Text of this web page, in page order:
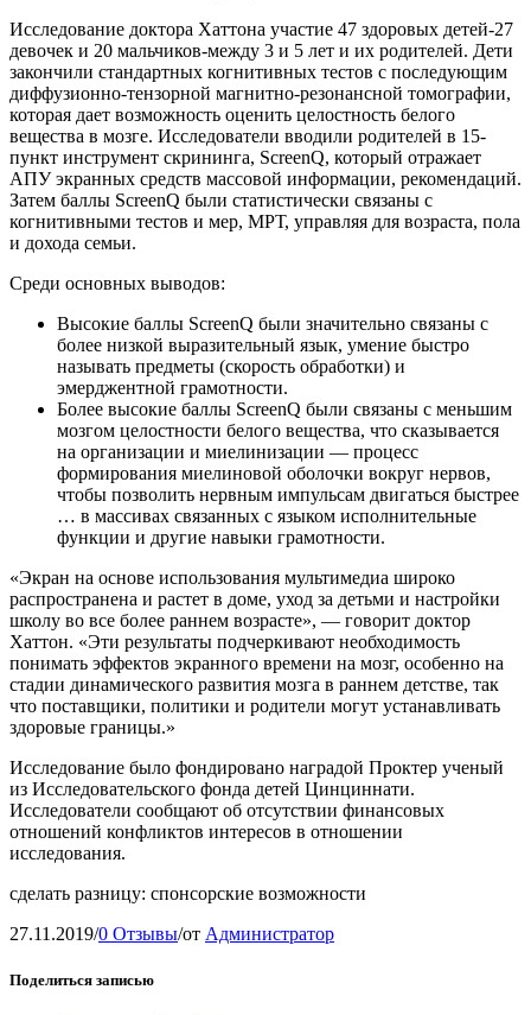
Исследование доктора Хаттона участие 47 здоровых детей-27
девочек и 20 мальчиков-между 3 и 5 лет и их родителей. Дети
закончили стандартных когнитивных тестов с последующим
диффузионно-тензорной магнитно-резонансной томографии,
которая дает возможность оценить целостность белого
вещества в мозге. Исследователи вводили родителей в 15-
пункт инструмент скрининга, ScreenQ, который отражает
АПУ экранных средств массовой информации, рекомендаций.
Затем баллы ScreenQ были статистически связаны с
когнитивными тестов и мер, МРТ, управляя для возраста, пола
и дохода семьи.
Среди основных выводов:
Высокие баллы ScreenQ были значительно связаны с
более низкой выразительный язык, умение быстро
называть предметы (скорость обработки) и
эмерджентной грамотности.
Более высокие баллы ScreenQ были связаны с меньшим
мозгом целостности белого вещества, что сказывается
на организации и миелинизации — процесс
формирования миелиновой оболочки вокруг нервов,
чтобы позволить нервным импульсам двигаться быстрее
… в массивах связанных с языком исполнительные
функции и другие навыки грамотности.
«Экран на основе использования мультимедиа широко
распространена и растет в доме, уход за детьми и настройки
школу во все более раннем возрасте», — говорит доктор
Хаттон. «Эти результаты подчеркивают необходимость
понимать эффектов экранного времени на мозг, особенно на
стадии динамического развития мозга в раннем детстве, так
что поставщики, политики и родители могут устанавливать
здоровые границы.»
Исследование было фондировано наградой Проктер ученый
из Исследовательского фонда детей Цинциннати.
Исследователи сообщают об отсутствии финансовых
отношений конфликтов интересов в отношении
исследования.
сделать разницу: спонсорские возможности
27.11.2019/0 Отзывы/от Администратор
Поделиться записью